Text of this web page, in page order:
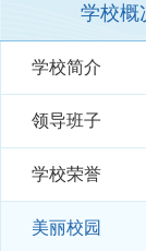
学校概
学校简介
领导班子
学校荣誉
美丽校园